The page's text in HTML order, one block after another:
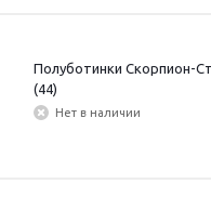
Полуботинки Скорпион-
(44)
Нет в наличии